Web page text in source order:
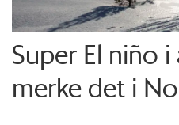
Super El niño i
merke det i